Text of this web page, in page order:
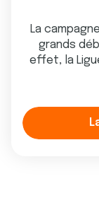
La
grands
effet, la